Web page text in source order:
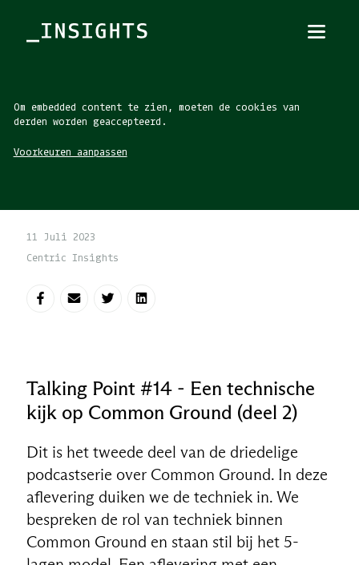
Om embedded content te zien, moeten de cookies van
derden worden geaccepteerd.
Voorkeuren aanpassen
11 Juli 2023
Centric Insights
Talking Point #14 - Een technische
kijk op Common Ground (deel 2)
Dit is het tweede deel van de driedelige
podcastserie over Common Ground. In deze
aflevering duiken we de techniek in. We
bespreken de rol van techniek binnen
Common Ground en staan stil bij het 5-
TOPICS
THEMES
NIEUWSBRIEF